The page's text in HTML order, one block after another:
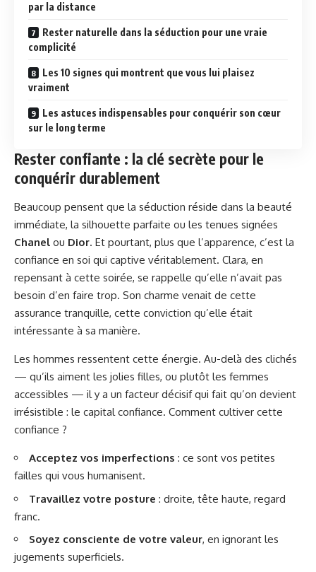
par la distance
Rester naturelle dans la séduction pour une vraie
complicité
Les 10 signes qui montrent que vous lui plaisez
vraiment
Les astuces indispensables pour conquérir son cœur
sur le long terme
Rester confiante : la clé secrète pour le
conquérir durablement
Beaucoup pensent que la séduction réside dans la beauté
immédiate, la silhouette parfaite ou les tenues signées
Chanel ou Dior. Et pourtant, plus que l’apparence, c’est la
confiance en soi qui captive véritablement. Clara, en
repensant à cette soirée, se rappelle qu’elle n’avait pas
besoin d’en faire trop. Son charme venait de cette
assurance tranquille, cette conviction qu’elle était
intéressante à sa manière.
Les hommes ressentent cette énergie. Au-delà des clichés
— qu’ils aiment les jolies filles, ou plutôt les femmes
accessibles — il y a un facteur décisif qui fait qu’on devient
irrésistible : le capital confiance. Comment cultiver cette
confiance ?
Acceptez vos imperfections : ce sont vos petites
failles qui vous humanisent.
Travaillez votre posture : droite, tête haute, regard
franc.
Soyez consciente de votre valeur, en ignorant les
jugements superficiels.